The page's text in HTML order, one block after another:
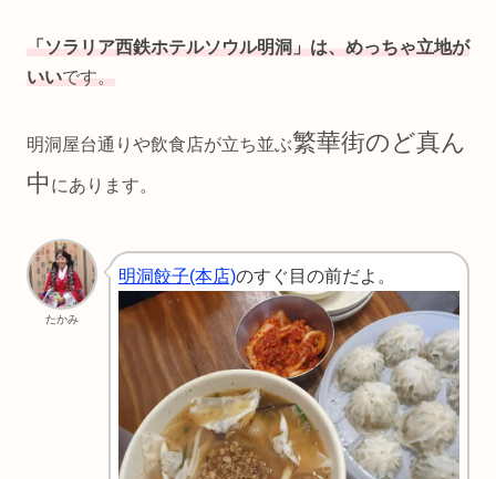
「ソラリア西鉄ホテルソウル明洞」は、めっちゃ立地が
いいです。
明洞屋台通りや飲食店が立ち並ぶ繁華街のど真ん
中 にあります。
たかみ
明洞餃子(本店)のすぐ目の前だよ。